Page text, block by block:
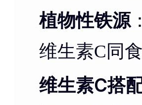
植物性铁源
维生素C同
维生素C搭